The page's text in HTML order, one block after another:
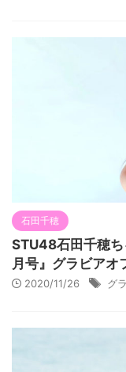
石田千穂
STU48石田千穂
月号』グラビアオ
2020/11/26 グ